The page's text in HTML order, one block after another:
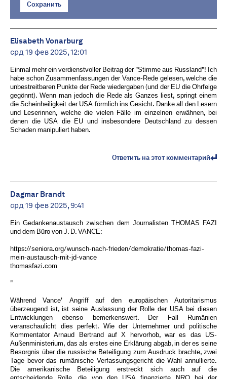
Сохранить
Elisabeth Vonarburg
срд 19 фев 2025, 12:01
Einmal mehr ein verdienstvoller Beitrag der "Stimme aus Russland"! Ich
habe schon Zusammenfassungen der Vance-Rede gelesen, welche die
unbestreitbaren Punkte der Rede wiedergaben (und der EU die Ohrfeige
gegönnt). Wenn man jedoch die Rede als Ganzes liest, springt einem
die Scheinheiligkeit der USA förmlich ins Gesicht. Danke all den Lesern
und Leserinnen, welche die vielen Fälle im einzelnen erwähnen, bei
denen die USA die EU und insbesondere Deutschland zu dessen
Schaden manipuliert haben.
Ответить на этот комментарий
Dagmar Brandt
срд 19 фев 2025, 9:41
Ein Gedankenaustausch zwischen dem Journalisten THOMAS FAZI
und dem Büro von J. D. VANCE:
https://seniora.org/wunsch-nach-frieden/demokratie/thomas-fazi-
mein-austausch-mit-jd-vance
thomasfazi.com
"
Während Vance' Angriff auf den europäischen Autoritarismus
überzeugend ist, ist seine Auslassung der Rolle der USA bei diesen
Entwicklungen ebenso bemerkenswert. Der Fall Rumänien
veranschaulicht dies perfekt. Wie der Unternehmer und politische
Kommentator Arnaud Bertrand auf X hervorhob, war es das US-
Außenministerium, das als erstes eine Erklärung abgab, in der es seine
Besorgnis über die russische Beteiligung zum Ausdruck brachte, zwei
Tage bevor das rumänische Verfassungsgericht die Wahl annullierte.
Die amerikanische Beteiligung erstreckt sich auch auf die